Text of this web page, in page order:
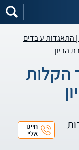
| התאגדות עובדים
הריון
הקלות
חייגו
אליי